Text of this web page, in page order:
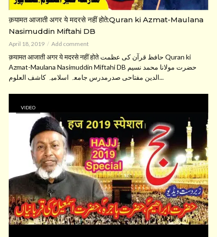
क़यामत आजाती अगर ये मदरसे नहीं होते:Quran ki Azmat-Maulana
Nasimuddin Miftahi DB
April 18, 2019 Add comment
क़यामत आजाती अगर ये मदरसे नहीं होते حافظ قرآن کی عظمت Quran ki
Azmat-Maulana Nasimuddin Miftahi DB حضرت مولانا محمد نسیم
الدین مفتاحی صدرمدرس جامعہ اسلامیہ کاشف العلوم...
VIDEO